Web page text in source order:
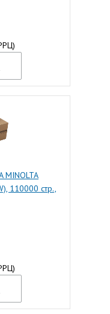
MINOLTA
110000 стр.,